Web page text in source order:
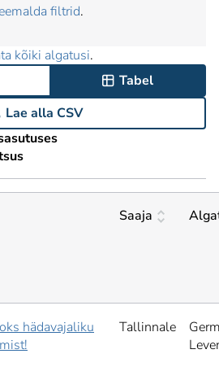
filtrid.
kõiki algatusi.
Tabel
Lae alla CSV
Saaja
hädavajaliku
Tallinnale